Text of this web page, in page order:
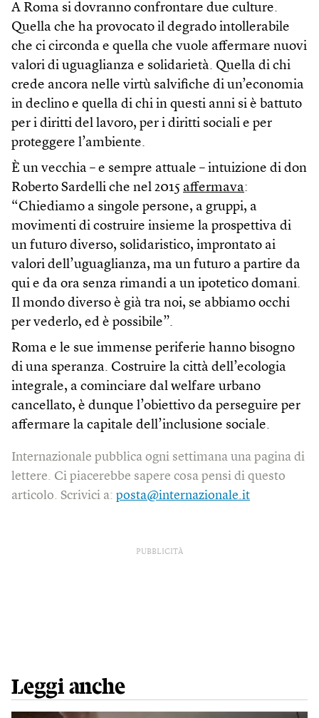
A Roma si dovranno confrontare due culture.
Quella che ha provocato il degrado intollerabile
che ci circonda e quella che vuole affermare nuovi
valori di uguaglianza e solidarietà. Quella di chi
crede ancora nelle virtù salvifiche di un’economia
in declino e quella di chi in questi anni si è battuto
per i diritti del lavoro, per i diritti sociali e per
proteggere l’ambiente.
È un vecchia – e sempre attuale – intuizione di don
Roberto Sardelli che nel 2015 affermava:
“Chiediamo a singole persone, a gruppi, a
movimenti di costruire insieme la prospettiva di
un futuro diverso, solidaristico, improntato ai
valori dell’uguaglianza, ma un futuro a partire da
qui e da ora senza rimandi a un ipotetico domani.
Il mondo diverso è già tra noi, se abbiamo occhi
per vederlo, ed è possibile”.
Roma e le sue immense periferie hanno bisogno
di una speranza. Costruire la città dell’ecologia
integrale, a cominciare dal welfare urbano
cancellato, è dunque l’obiettivo da perseguire per
affermare la capitale dell’inclusione sociale.
Internazionale pubblica ogni settimana una pagina di
lettere. Ci piacerebbe sapere cosa pensi di questo
articolo. Scrivici a: posta@internazionale.it
PUBBLICITÀ
Leggi anche